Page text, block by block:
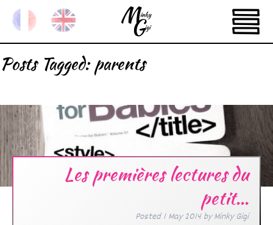
Posts Tagged:parents
Les premières lectures du
petit…
Posted1 May 2014byMinky Gigi